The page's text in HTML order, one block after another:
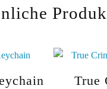
True